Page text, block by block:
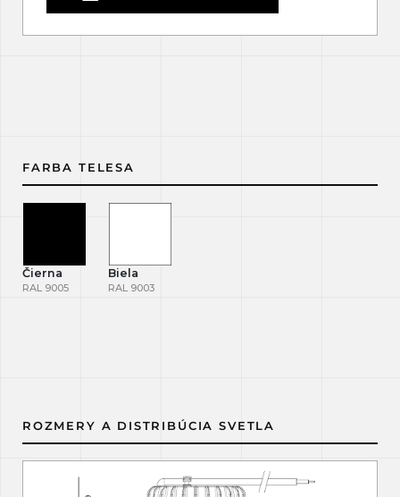
FARBA TELESA
Čierna
RAL 9005
Biela
RAL 9003
ROZMERY A DISTRIBÚCIA SVETLA